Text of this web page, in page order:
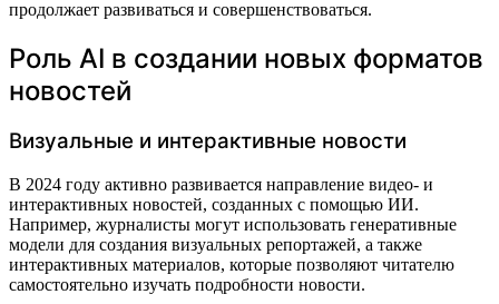
продолжает развиваться и совершенствоваться.
Роль AI в создании новых форматов
новостей
Визуальные и интерактивные новости
В 2024 году активно развивается направление видео- и
интерактивных новостей, созданных с помощью ИИ.
Например, журналисты могут использовать генеративные
модели для создания визуальных репортажей, а также
интерактивных материалов, которые позволяют читателю
самостоятельно изучать подробности новости.